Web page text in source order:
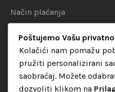
Način plaćanja
Politika privatnosti
KATEGORIJE
Poštujemo Vašu
Kolačići nam pomažu
pružiti personalizirani
saobraćaj. Možete
dozvoliti klikom na